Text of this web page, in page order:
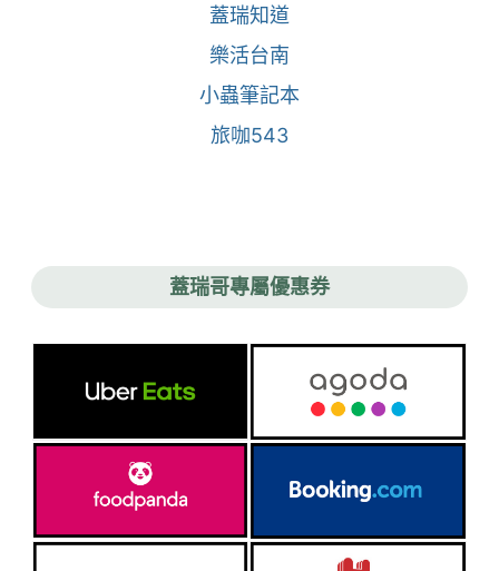
蓋瑞知道
樂活台南
小蟲筆記本
旅咖543
蓋瑞哥專屬優惠券